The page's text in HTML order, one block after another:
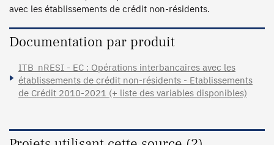
avec les établissements de crédit non-résidents.
Documentation par produit
ITB_nRESI - EC : Opérations interbancaires avec les
établissements de crédit non-résidents - Etablissements
de Crédit 2010-2021 (+ liste des variables disponibles)